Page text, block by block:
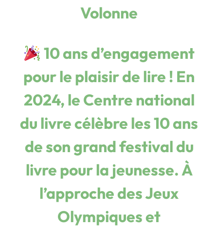
Volonne
10 ans d’engagement
pour le plaisir de lire ! En
2024, le Centre national
du livre célèbre les 10 ans
de son grand festival du
livre pour la jeunesse. À
l’approche des Jeux
Olympiques et